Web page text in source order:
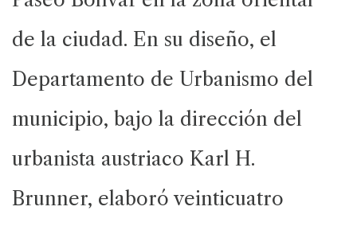
de la ciudad. En su diseño, el
Departamento de Urbanismo del
municipio, bajo la dirección del
urbanista austriaco Karl H.
Brunner, elaboró veinticuatro